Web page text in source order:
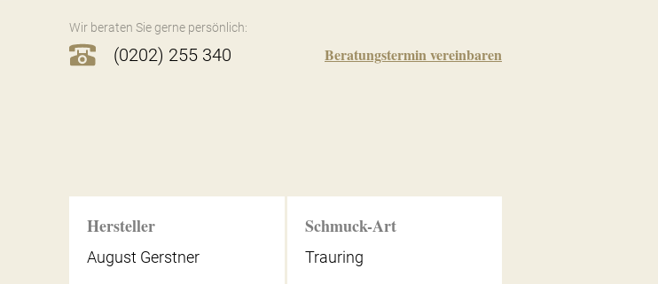
Wir beraten Sie gerne persönlich:
(0202) 255 340 Beratungstermin vereinbaren
Hersteller
August Gerstner
Schmuck-Art
Trauring